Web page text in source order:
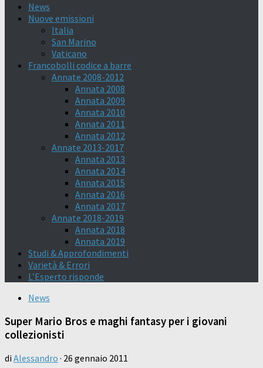
News
Nuove emissioni
Italia
San Marino
Vaticano
Francobolli codice a barre
Annate 2008-2012
Annata 2008
Annata 2009
Annata 2010
Annata 2011
Annata 2012
Annate 2013-2017
Annata 2013
Annata 2014
Annata 2015
Annata 2016
Annata 2017
Annate 2018-2019
Annata 2018
Annata 2019
Studi & Approfondimenti
Varietà & Errori
L’Esperto risponde
News
Super Mario Bros e maghi fantasy per i giovani
collezionisti
di Alessandro · 26 gennaio 2011